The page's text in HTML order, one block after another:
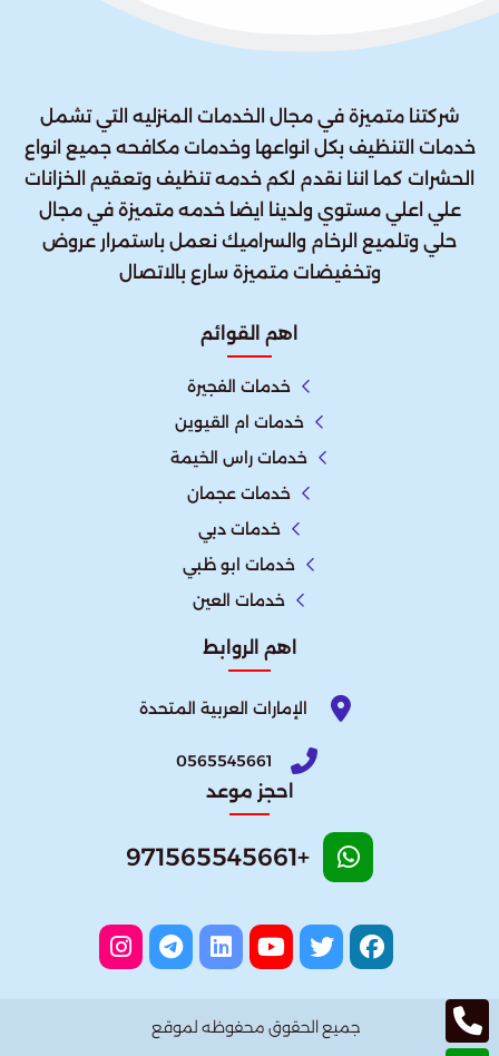
شركتنا متميزة في مجال الخدمات المنزليه التي تشمل
خدمات التنظيف بكل انواعها وخدمات مكافحه جميع انواع
الحشرات كما اننا نقدم لكم خدمه تنظيف وتعقيم الخزانات
علي اعلي مستوي ولدينا ايضا خدمه متميزة في مجال
حلي وتلميع الرخام والسراميك نعمل باستمرار عروض
وتخفيضات متميزة سارع بالاتصال
اهم القوائم
خدمات الفجيرة
خدمات ام القيوين
خدمات راس الخيمة
خدمات عجمان
خدمات دبي
خدمات ابو ظبي
خدمات العين
اهم الروابط
الإمارات العربية المتحدة​
0565545661
احجز موعد
+971565545661
جميع الحقوق محفوظه لموقع